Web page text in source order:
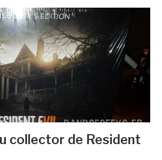
collector de Resident